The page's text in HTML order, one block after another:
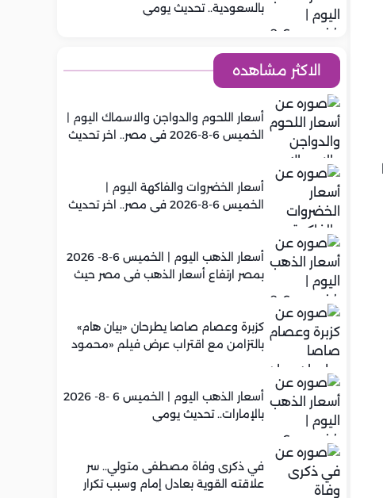
بالسعودية.. تحديث يومي
الاكثر مشاهده
أسعار اللحوم والدواجن والاسماك اليوم |
الخميس 6-8-2026 في مصر.. اخر تحديث
أسعار الخضروات والفاكهة اليوم |
الخميس 6-8-2026 في مصر.. اخر تحديث
أسعار الذهب اليوم | الخميس 6-8- 2026
بمصر ارتفاع أسعار الذهب في مصر حيث
كزبرة وعصام صاصا يطرحان «بيان هام»
بالتزامن مع اقتراب عرض فيلم «محمود
أسعار الذهب اليوم | الخميس 6 -8- 2026
بالإمارات.. تحديث يومي
في ذكرى وفاة مصطفى متولي.. سر
علاقته القوية بعادل إمام وسبب تكرار